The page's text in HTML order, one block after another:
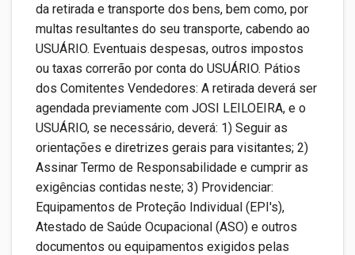
da retirada e transporte dos bens, bem como, por
multas resultantes do seu transporte, cabendo ao
USUÁRIO. Eventuais despesas, outros impostos
ou taxas correrão por conta do USUÁRIO. Pátios
dos Comitentes Vendedores: A retirada deverá ser
agendada previamente com JOSI LEILOEIRA, e o
USUÁRIO, se necessário, deverá: 1) Seguir as
orientações e diretrizes gerais para visitantes; 2)
Assinar Termo de Responsabilidade e cumprir as
exigências contidas neste; 3) Providenciar:
Equipamentos de Proteção Individual (EPI's),
Atestado de Saúde Ocupacional (ASO) e outros
documentos ou equipamentos exigidos pelas